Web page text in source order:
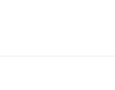
la posizione.